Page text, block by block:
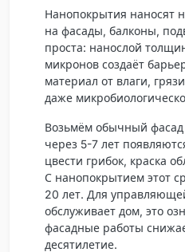
Нанопокрытия наносят
на фасады, балконы,
проста: нанослой
микронов создаёт
материал от влаги,
даже
Возьмём обычный
через 5-7 лет
цвести грибок, краска
С нанопокрытием этот
20 лет. Для
обслуживает дом, это
фасадные работы
десятилетие.